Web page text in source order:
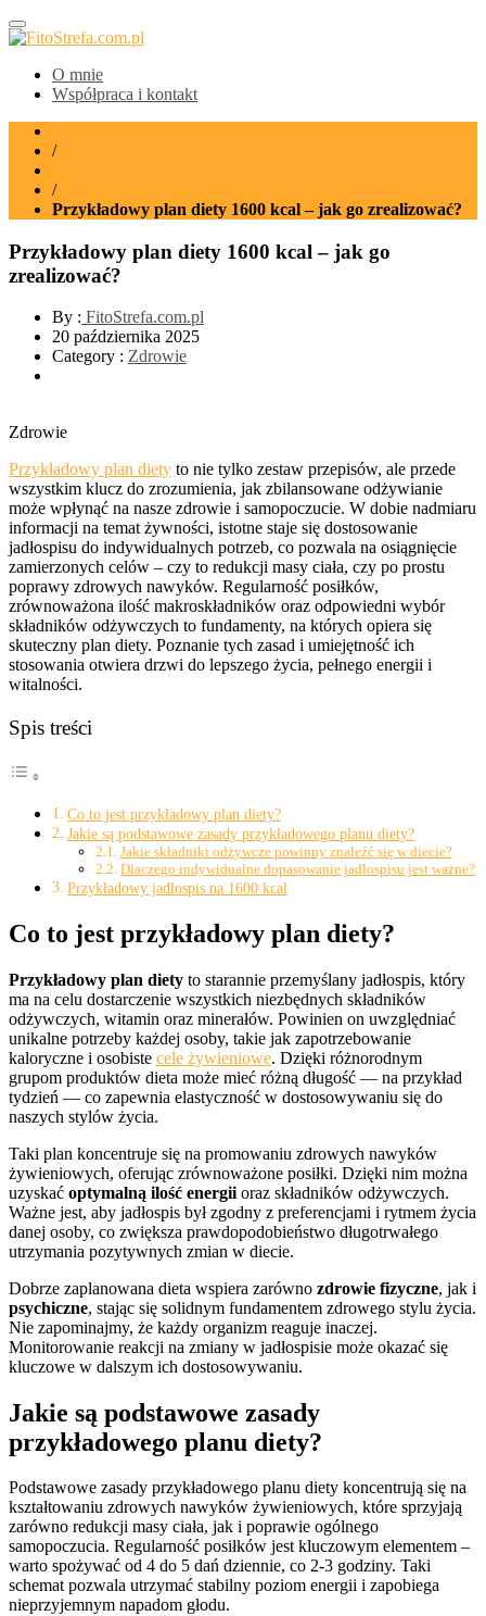
O mnie
Współpraca i kontakt
/
/
Przykładowy plan diety 1600 kcal – jak go zrealizować?
Przykładowy plan diety 1600 kcal – jak go
zrealizować?
By : FitoStrefa.com.pl
20 października 2025
Category : Zdrowie
Zdrowie
Przykładowy plan diety to nie tylko zestaw przepisów, ale przede
wszystkim klucz do zrozumienia, jak zbilansowane odżywianie
może wpłynąć na nasze zdrowie i samopoczucie. W dobie nadmiaru
informacji na temat żywności, istotne staje się dostosowanie
jadłospisu do indywidualnych potrzeb, co pozwala na osiągnięcie
zamierzonych celów – czy to redukcji masy ciała, czy po prostu
poprawy zdrowych nawyków. Regularność posiłków,
zrównoważona ilość makroskładników oraz odpowiedni wybór
składników odżywczych to fundamenty, na których opiera się
skuteczny plan diety. Poznanie tych zasad i umiejętność ich
stosowania otwiera drzwi do lepszego życia, pełnego energii i
witalności.
Spis treści
Co to jest przykładowy plan diety?
Jakie są podstawowe zasady przykładowego planu diety?
Jakie składniki odżywcze powinny znaleźć się w diecie?
Dlaczego indywidualne dopasowanie jadłospisu jest ważne?
Przykładowy jadłospis na 1600 kcal
Co to jest przykładowy plan diety?
Przykładowy plan diety to starannie przemyślany jadłospis, który
ma na celu dostarczenie wszystkich niezbędnych składników
odżywczych, witamin oraz minerałów. Powinien on uwzględniać
unikalne potrzeby każdej osoby, takie jak zapotrzebowanie
kaloryczne i osobiste cele żywieniowe. Dzięki różnorodnym
grupom produktów dieta może mieć różną długość — na przykład
tydzień — co zapewnia elastyczność w dostosowywaniu się do
naszych stylów życia.
Taki plan koncentruje się na promowaniu zdrowych nawyków
żywieniowych, oferując zrównoważone posiłki. Dzięki nim można
uzyskać optymalną ilość energii oraz składników odżywczych.
Ważne jest, aby jadłospis był zgodny z preferencjami i rytmem życia
danej osoby, co zwiększa prawdopodobieństwo długotrwałego
utrzymania pozytywnych zmian w diecie.
Dobrze zaplanowana dieta wspiera zarówno zdrowie fizyczne, jak i
psychiczne, stając się solidnym fundamentem zdrowego stylu życia.
Nie zapominajmy, że każdy organizm reaguje inaczej.
Monitorowanie reakcji na zmiany w jadłospisie może okazać się
kluczowe w dalszym ich dostosowywaniu.
Jakie są podstawowe zasady
przykładowego planu diety?
Podstawowe zasady przykładowego planu diety koncentrują się na
kształtowaniu zdrowych nawyków żywieniowych, które sprzyjają
zarówno redukcji masy ciała, jak i poprawie ogólnego
samopoczucia. Regularność posiłków jest kluczowym elementem –
warto spożywać od 4 do 5 dań dziennie, co 2-3 godziny. Taki
schemat pozwala utrzymać stabilny poziom energii i zapobiega
nieprzyjemnym napadom głodu.